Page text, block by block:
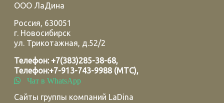
ООО ЛаДина
Россия, 630051
г. Новосибирск
ул. Трикотажная, д.52/2
Телефон: +7(383)285-38-68,
Телефон:+7-913-743-9988 (МТС),
Чат в WhatsApp
Сайты группы компаний LaDina